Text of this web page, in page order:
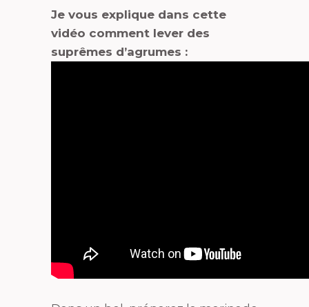
Je vous explique dans cette
vidéo comment lever des
suprêmes d’agrumes :